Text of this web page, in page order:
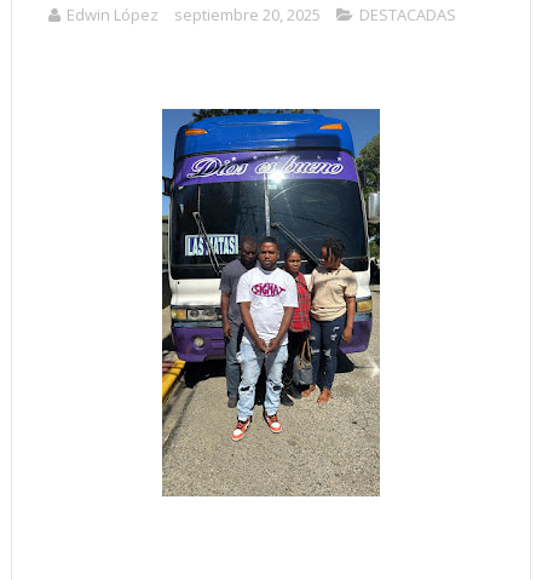
Edwin López septiembre 20, 2025 DESTACADAS